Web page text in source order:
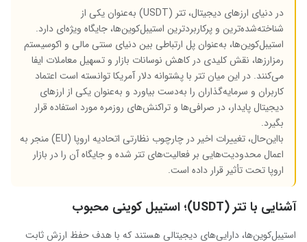
در دنیای ارزهای دیجیتال، تتر (USDT) به‌عنوان یکی از
شناخته‌شده‌ترین و پرکاربردترین استیبل‌کوین‌ها، جایگاه ویژه‌ای دارد.
استیبل‌کوین‌ها، به‌عنوان پل ارتباطی بین دنیای سنتی مالی و اکوسیستم
رمزارزها، نقش کلیدی در کاهش نوسانات بازار و تسهیل معاملات ایفا
می‌کنند. در این میان تتر با پشتوانه‌ دلار آمریکا توانسته است اعتماد
کاربران و سرمایه‌گذاران را به‌دست بیاورد و به‌عنوان یکی از ارزهای
دیجیتال پایدار، در صرافی‌ها و تراکنش‌های روزمره مورد استفاده قرار
بگیرد.
بااین‌حال، تغییرات اخیر در چارچوب نظارتی اتحادیه اروپا (EU) منجر به
اعمال محدودیت‌هایی بر فعالیت‌های تتر شده و جایگاه آن را در بازار
اروپا تحت تأثیر قرار داده است.
آشنایی با تتر (USDT)؛ استیبل کوینی محبوب
استیبل‌کوین‌ها، دارایی‌های دیجیتالی هستند که با هدف حفظ ارزش ثابت